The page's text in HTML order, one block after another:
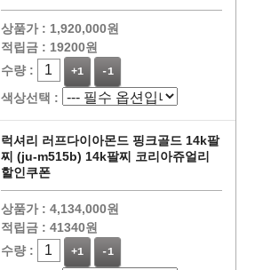
상품가 : 1,920,000원
적립금 : 19200원
수량 :
+1 -1
색상선택 :
럭셔리 러프다이아몬드 핑크골드 14k팔
찌 (ju-m515b) 14k팔찌 코리아쥬얼리
할인쿠폰
상품가 : 4,134,000원
적립금 : 41340원
수량 :
+1 -1